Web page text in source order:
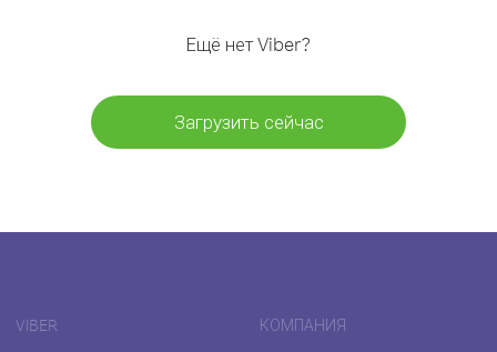
Ещё нет Viber?
Загрузить сейчас
VIBER КОМПАНИЯ